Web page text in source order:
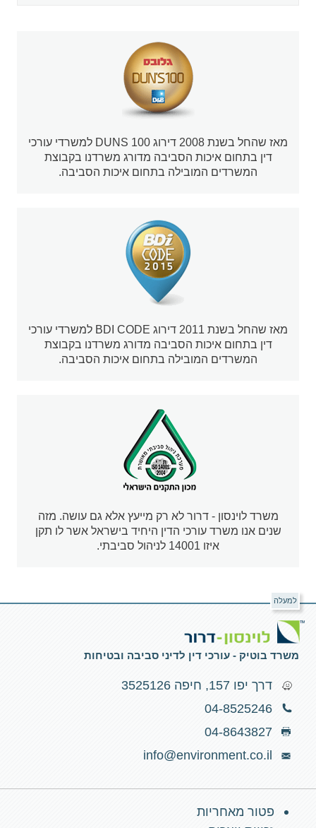
מאז שהחל בשנת 2008 דירוג DUNS 100 למשרדי עורכי
דין בתחום איכות הסביבה מדורג משרדנו בקבוצת
המשרדים המובילה בתחום איכות הסביבה.
מאז שהחל בשנת 2011 דירוג BDI CODE למשרדי עורכי
דין בתחום איכות הסביבה מדורג משרדנו בקבוצת
המשרדים המובילה בתחום איכות הסביבה.
משרד לוינסון - דרור לא רק מייעץ אלא גם עושה. מזה
שנים אנו משרד עורכי הדין היחיד בישראל אשר לו תקן
איזו 14001 לניהול סביבתי.
למעלה
משרד בוטיק - עורכי דין לדיני סביבה ובטיחות
דרך יפו 157, חיפה 3525126
04-8525246
04-8643827
info@environment.co.il
פטור מאחריות